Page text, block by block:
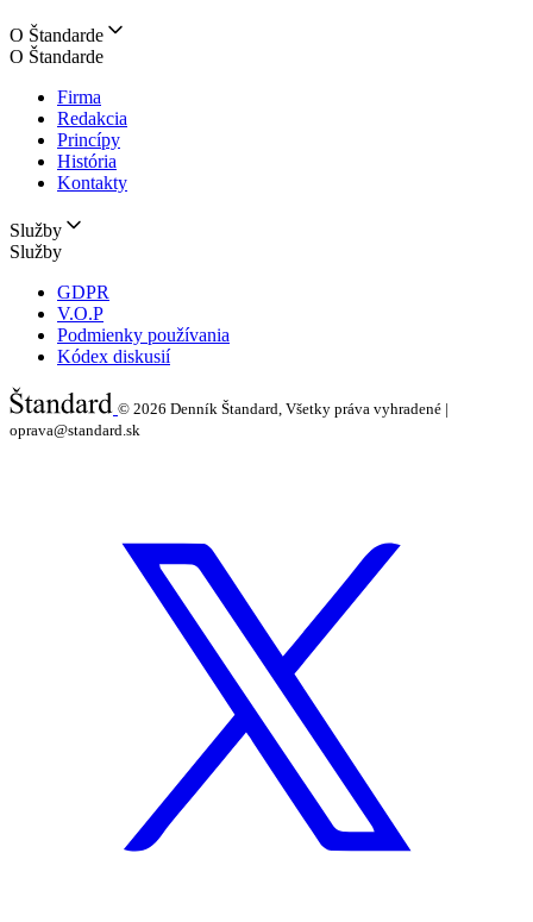
O Štandarde
O Štandarde
Firma
Redakcia
Princípy
História
Kontakty
Služby
Služby
GDPR
V.O.P
Podmienky používania
Kódex diskusií
© 2026 Denník Štandard, Všetky práva vyhradené |
oprava@standard.sk